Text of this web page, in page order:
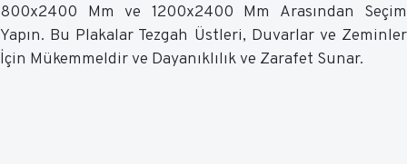
800x2400 Mm ve 1200x2400 Mm Arasından Seçim
Yapın. Bu Plakalar Tezgah Üstleri, Duvarlar ve Zeminler
İçin Mükemmeldir ve Dayanıklılık ve Zarafet Sunar.